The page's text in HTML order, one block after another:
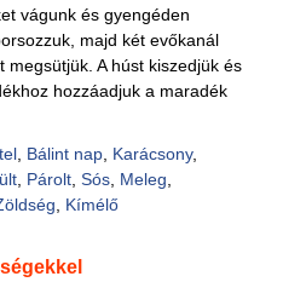
vágunk és gyengéden
majd két evőkanál
megsütjük. A húst kiszedjük és
hozzáadjuk a maradék
, Bálint nap, Karácsony,
, Párolt, Sós, Meleg
Kímélő